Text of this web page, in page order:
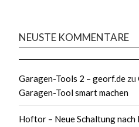
NEUSTE KOMMENTARE
Garagen-Tools 2 – georf.de zu
Garagen-Tool smart machen
Hoftor – Neue Schaltung nach